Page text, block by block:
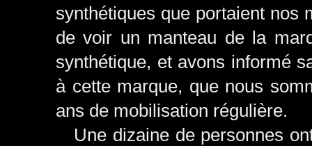
synthétiques que portaient nos
de voir un manteau de la
synthétique, et avons informé
à cette marque, que nous
ans de mobilisation régulière.
Une dizaine de personnes